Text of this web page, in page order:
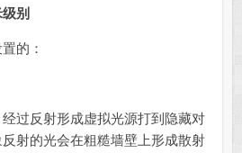
别
的：
反射形成虚拟光源打到隐藏对
射的光会在粗糙墙壁上形成散射